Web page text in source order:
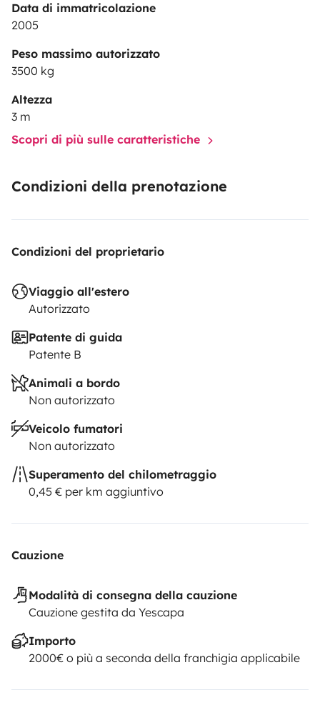
Data di immatricolazione
2005
Peso massimo autorizzato
3500 kg
Altezza
3 m
Scopri di più sulle caratteristiche
Condizioni della prenotazione
Condizioni del proprietario
Viaggio all'estero
Autorizzato
Patente di guida
Patente B
Animali a bordo
Non autorizzato
Veicolo fumatori
Non autorizzato
Superamento del chilometraggio
0,45 € per km aggiuntivo
Cauzione
Modalità di consegna della cauzione
Cauzione gestita da Yescapa
Importo
2000€ o più a seconda della franchigia applicabile